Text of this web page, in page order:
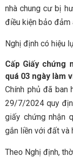
nhà chung cư bị
điều kiện bảo đảm
Nghị định có hiệu
Cấp Giấy chứng
quá 03 ngày làm
Chính phủ đã ban
29/7/2024 quy
giấy chứng nhận
gắn liền với đất và
Theo Nghị định,